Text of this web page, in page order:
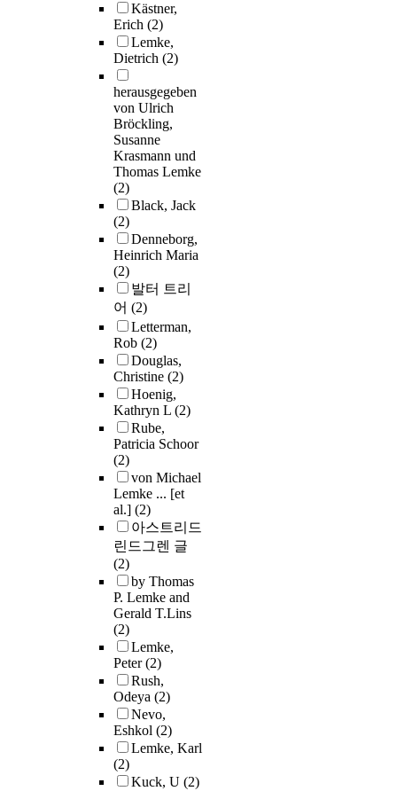
Kästner,
Erich (2)
Lemke,
Dietrich (2)
herausgegeben
von Ulrich
Bröckling,
Susanne
Krasmann und
Thomas Lemke
(2)
Black, Jack
(2)
Denneborg,
Heinrich Maria
(2)
발터 트리
어 (2)
Letterman,
Rob (2)
Douglas,
Christine (2)
Hoenig,
Kathryn L (2)
Rube,
Patricia Schoor
(2)
von Michael
Lemke ... [et
al.] (2)
아스트리드
린드그렌 글
(2)
by Thomas
P. Lemke and
Gerald T.Lins
(2)
Lemke,
Peter(2)
Rush,
Odeya (2)
Nevo,
Eshkol (2)
Lemke, Karl
(2)
Kuck, U (2)